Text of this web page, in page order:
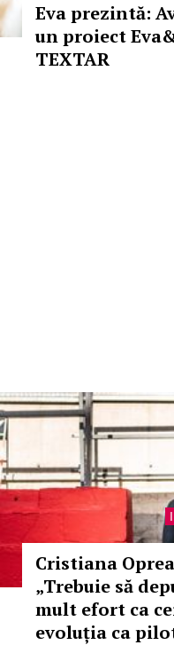
Eva prezintă:
un proiect
TEXTAR
Cristiana
„Trebuie să
mult efort ca
evoluția ca